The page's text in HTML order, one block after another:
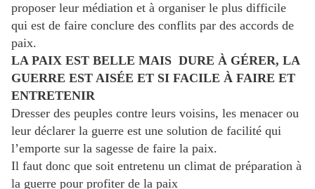
proposer leur médiation et à organiser le plus difficile
qui est de faire conclure des conflits par des accords de
paix.
LA PAIX EST BELLE MAIS DURE À GÉRER, LA
GUERRE EST AISÉE ET SI FACILE À FAIRE ET
ENTRETENIR
Dresser des peuples contre leurs voisins, les menacer ou
leur déclarer la guerre est une solution de facilité qui
l’emporte sur la sagesse de faire la paix.
Il faut donc que soit entretenu un climat de préparation à
la guerre pour profiter de la paix